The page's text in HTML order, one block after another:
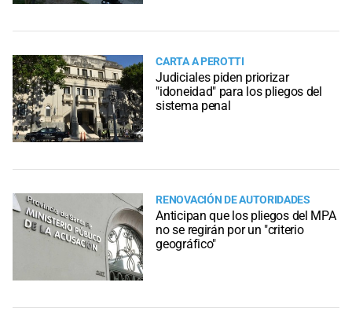
CARTA A PEROTTI
Judiciales piden priorizar
"idoneidad" para los pliegos del
sistema penal
RENOVACIÓN DE AUTORIDADES
Anticipan que los pliegos del MPA
no se regirán por un "criterio
geográfico"